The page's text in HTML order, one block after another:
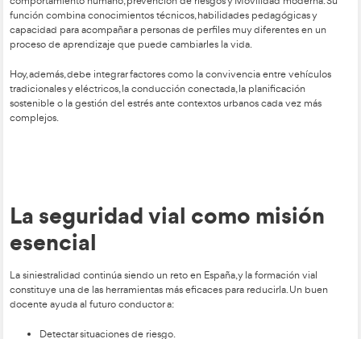
Un profesional clave para
nueva Movilidad
El Profesor de Autoescuela no es únicamente quien enseña
examen de conducir. Es un educador experto en Seguridad